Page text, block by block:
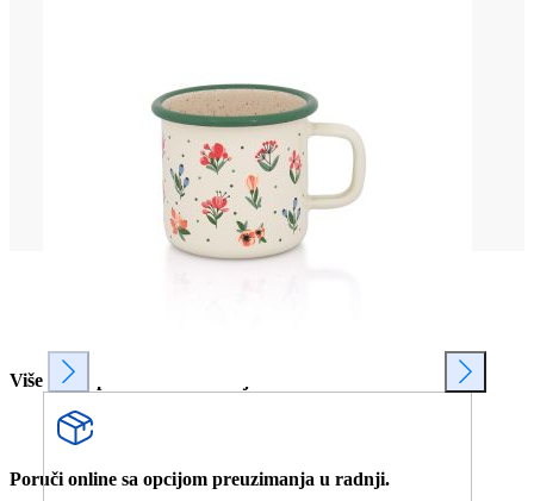
Više od 80 prodavnica u Srbiji.
Poruči online sa opcijom preuzimanja u radnji.